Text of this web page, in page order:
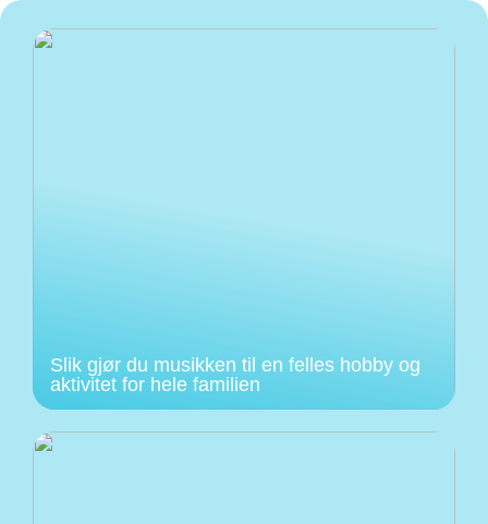
Slik gjør du musikken til en felles hobby og
aktivitet for hele familien